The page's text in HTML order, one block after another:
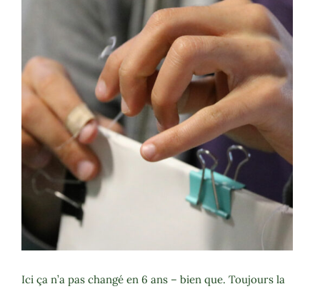
Ici ça n’a pas changé en 6 ans – bien que. Toujours la